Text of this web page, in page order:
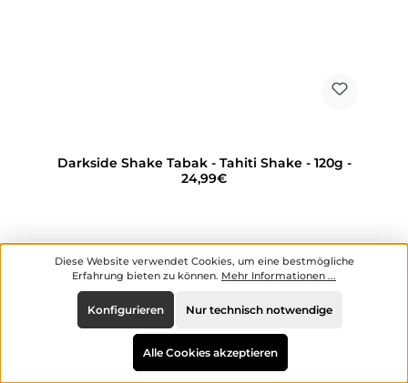
Darkside Shake Tabak - Tahiti Shake - 120g -
24,99€
Hersteller:Darkside
Inhalt:0.12 kg(208,25 € / 1 kg)
Regulärer Preis:
24,99 €
Preise inkl. MwSt. zzgl. Versandkosten
Diese Website verwendet Cookies, um eine bestmögliche
Erfahrung bieten zu können. Mehr Informationen ...
Nur technisch notwendige
Konfigurieren
Alle Cookies akzeptieren